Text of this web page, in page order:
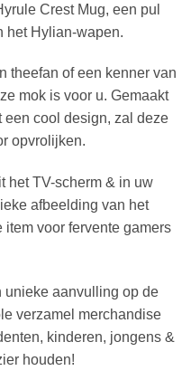
Crest Mug, een pul
het Hylian-wapen.
theefan of een kenner van
mok is voor u. Gemaakt
een cool design, zal deze
opvrolijken.
het TV-scherm & in uw
afbeelding van het
voor fervente gamers
unieke aanvulling op de
verzamel merchandise
kinderen, jongens &
houden!